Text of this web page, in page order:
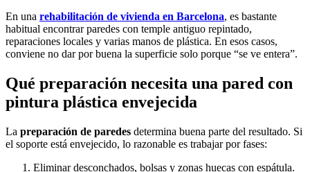
En una rehabilitación de vivienda en Barcelona, es bastante
habitual encontrar paredes con temple antiguo repintado,
reparaciones locales y varias manos de plástica. En esos casos,
conviene no dar por buena la superficie solo porque “se ve entera”.
Qué preparación necesita una pared con
pintura plástica envejecida
La preparación de paredes determina buena parte del resultado. Si
el soporte está envejecido, lo razonable es trabajar por fases:
Eliminar desconchados, bolsas y zonas huecas con espátula.